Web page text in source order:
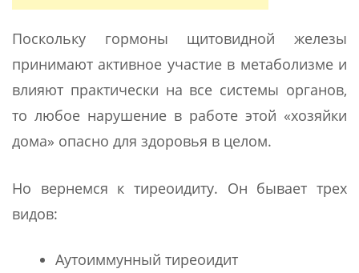
Поскольку гормоны щитовидной железы
принимают активное участие в метаболизме и
влияют практически на все системы органов,
то любое нарушение в работе этой «хозяйки
дома» опасно для здоровья в целом.
Но вернемся к тиреоидиту. Он бывает трех
видов:
Аутоиммунный тиреоидит